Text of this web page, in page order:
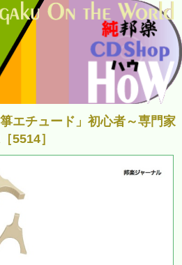
エチュード」初心者～専門家
5514］